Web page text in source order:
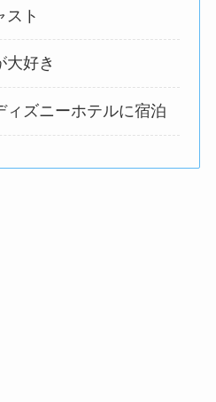
スト
大好き
ィズニーホテルに宿泊